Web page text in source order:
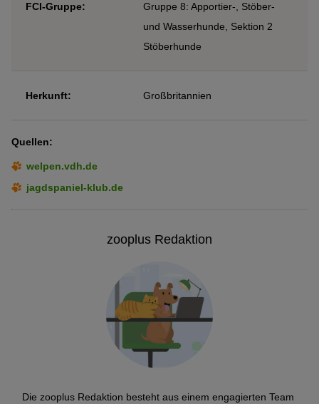
FCI-Gruppe:
Gruppe 8: Apportier-, Stöber-
und Wasserhunde, Sektion 2
Stöberhunde
Herkunft: Großbritannien
Quellen:
welpen.vdh.de
jagdspaniel-klub.de
zooplus Redaktion
Die zooplus Redaktion besteht aus einem engagierten Team